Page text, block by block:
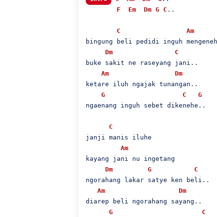
F
Em Dm G C ..
C
Am
bingung beli pedidi inguh
Dm
C
buke sakit ne raseyang jani..
Am
Dm
ketare iluh ngajak tunangan..
G
C
G
ngaenang inguh sebet dikenehe..
C
janji manis iluhe
Am
kayang jani nu ingetang
Dm
G
C
ngorahang lakar satye ken beli..
Am
Dm
diarep beli ngorahang sayang..
G
C